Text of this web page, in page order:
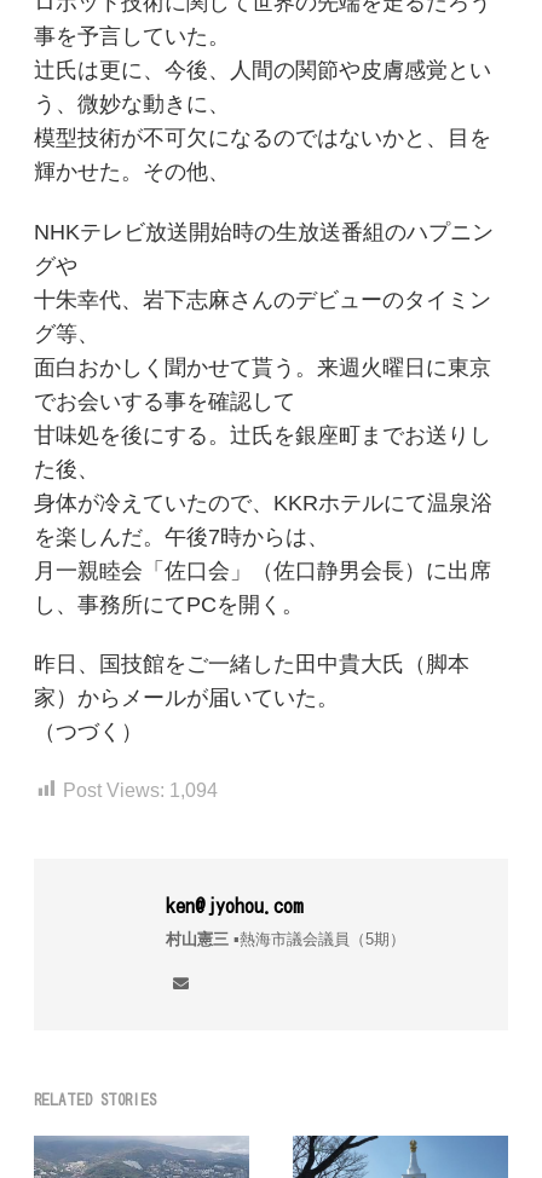
事を予言していた。
辻氏は更に、今後、人間の関節や皮膚感覚とい
う、微妙な動きに、
模型技術が不可欠になるのではないかと、目を
輝かせた。その他、
NHKテレビ放送開始時の生放送番組のハプニン
グや
十朱幸代、岩下志麻さんのデビューのタイミン
グ等、
面白おかしく聞かせて貰う。来週火曜日に東京
でお会いする事を確認して
甘味処を後にする。辻氏を銀座町までお送りし
た後、
身体が冷えていたので、KKRホテルにて温泉浴
を楽しんだ。午後7時からは、
月一親睦会「佐口会」（佐口静男会長）に出席
し、事務所にてPCを開く。
昨日、国技館をご一緒した田中貴大氏（脚本
家）からメールが届いていた。
（つづく）
Post Views: 1,094
ken@jyohou.com
村山憲三▪︎熱海市議会議員（5期）
RELATED STORIES